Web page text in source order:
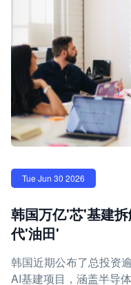
Tue Jun 30 2026
韩国万亿'芯'基建
代'油田'
韩国近期公布了总投资
AI基建项目，涵盖半导